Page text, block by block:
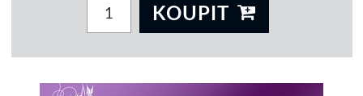
KOUPIT